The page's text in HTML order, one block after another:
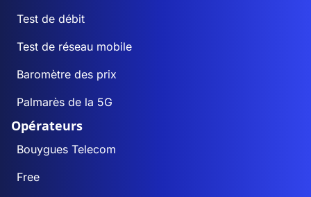
Test de débit
Test de réseau mobile
Baromètre des prix
Palmarès de la 5G
Opérateurs
Bouygues Telecom
Free